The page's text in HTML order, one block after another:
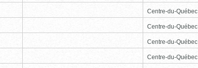
Centre-du-Québec
Centre-du-Québec
Centre-du-Québec
Centre-du-Québec